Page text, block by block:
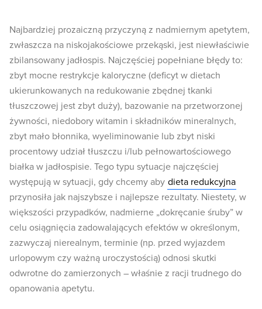
Najbardziej prozaiczną przyczyną z nadmiernym apetytem,
zwłaszcza na niskojakościowe przekąski, jest niewłaściwie
zbilansowany jadłospis. Najczęściej popełniane błędy to:
zbyt mocne restrykcje kaloryczne (deficyt w dietach
ukierunkowanych na redukowanie zbędnej tkanki
tłuszczowej jest zbyt duży), bazowanie na przetworzonej
żywności, niedobory witamin i składników mineralnych,
zbyt mało błonnika, wyeliminowanie lub zbyt niski
procentowy udział tłuszczu i/lub pełnowartościowego
białka w jadłospisie. Tego typu sytuacje najczęściej
występują w sytuacji, gdy chcemy aby dieta redukcyjna
przynosiła jak najszybsze i najlepsze rezultaty. Niestety, w
większości przypadków, nadmierne „dokręcanie śruby” w
celu osiągnięcia zadowalających efektów w określonym,
zazwyczaj nierealnym, terminie (np. przed wyjazdem
urlopowym czy ważną uroczystością) odnosi skutki
odwrotne do zamierzonych – właśnie z racji trudnego do
opanowania apetytu.